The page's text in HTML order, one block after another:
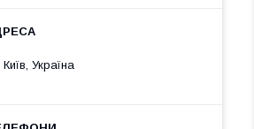
Київ, Україна